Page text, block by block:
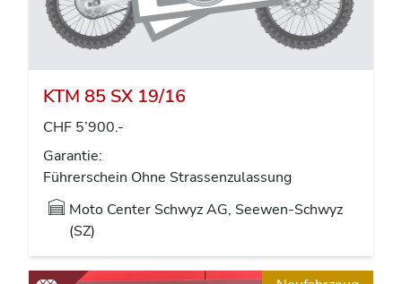
KTM 85 SX 19/16
CHF 5’900.-
Garantie:
Führerschein Ohne Strassenzulassung
Moto Center Schwyz AG, Seewen-Schwyz
(SZ)